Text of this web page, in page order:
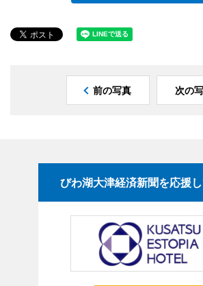
前の写真 次の
びわ湖大津経済新聞を応援